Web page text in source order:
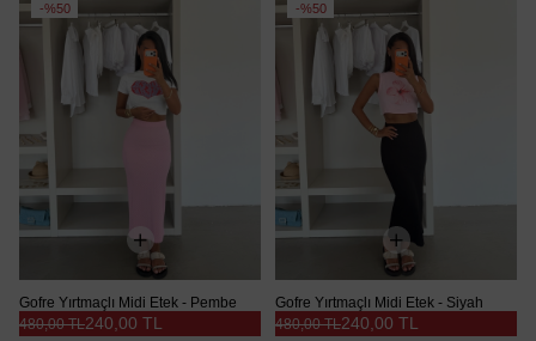
%50
Gofre Yırtmaçlı Midi Etek - Pembe
240,00 TL
480,00 TL
%50
Gofre Yırtmaçlı Midi Etek - Siyah
240,00 TL
480,00 TL